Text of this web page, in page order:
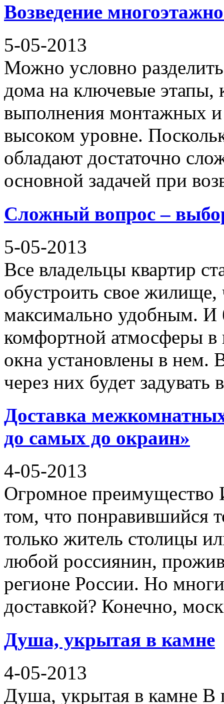
Возведение
5-05-2013
Можно условно
дома на ключевые этапы,
выполнения монтажных и
высоком уровне.
обладают достаточно
основной задачей при
Сложный вопрос –
5-05-2013
Все владельцы квартир
обустроить свое
максимально удобным. И
комфортной атмосферы в
окна установлены в нем.
через них будет задувать
Доставка
до самых до окраин»
4-05-2013
Огромное преимущество
том, что понравившийся
только житель столицы
любой россиянин,
регионе России. Но
доставкой? Конечно,
Душа, укрытая в камне
4-05-2013
Душа, укрытая в камне В